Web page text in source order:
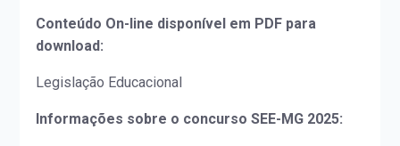
Conteúdo On-line disponível em PDF para
download:
Legislação Educacional
Informações sobre o concurso SEE-MG 2025: